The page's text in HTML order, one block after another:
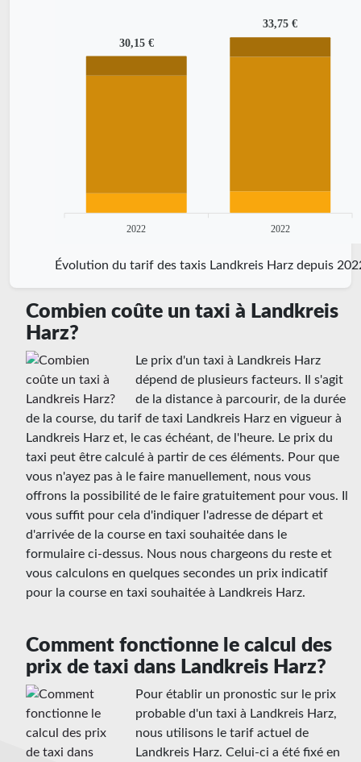
30,15 €
33,75 €
2022 2022
Évolution du tarif des taxis Landkreis Harz depuis
Combien coûte un taxi à Landkreis
Harz?
Le prix d'un taxi à Landkreis Harz
dépend de plusieurs facteurs. Il s'agit
de la distance à parcourir, de la durée
de la course, du tarif de taxi Landkreis Harz en vigueur à
Landkreis Harz et, le cas échéant, de l'heure. Le prix du
taxi peut être calculé à partir de ces éléments. Pour que
vous n'ayez pas à le faire manuellement, nous vous
offrons la possibilité de le faire gratuitement pour vous. Il
vous suffit pour cela d'indiquer l'adresse de départ et
d'arrivée de la course en taxi souhaitée dans le
formulaire ci-dessus. Nous nous chargeons du reste et
vous calculons en quelques secondes un prix indicatif
pour la course en taxi souhaitée à Landkreis Harz.
Comment fonctionne le calcul des
prix de taxi dans Landkreis Harz?
Pour établir un pronostic sur le prix
probable d'un taxi à Landkreis Harz,
nous utilisons le tarif actuel de
Landkreis Harz. Celui-ci a été fixé en